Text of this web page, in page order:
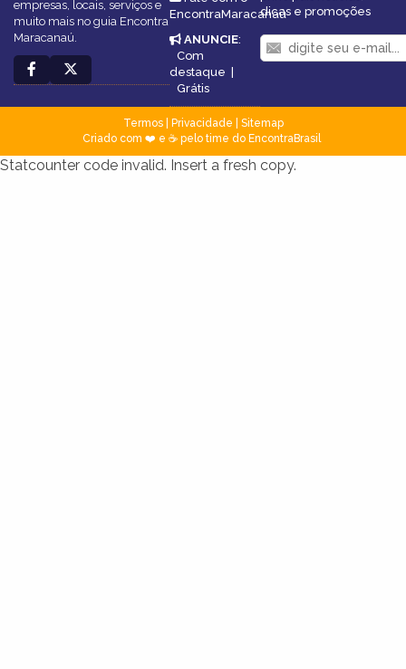
empresas, locais, serviços e
muito mais no guia Encontra
Maracanaú.
EncontraMaracanaú
ANUNCIE:
Com
destaque
Grátis
dicas e promoções
Termos| Privacidade
Sitemap
Criado com ❤️ e ☕ pelo time do EncontraBrasil
Statcounter code invalid. Insert a fresh copy.